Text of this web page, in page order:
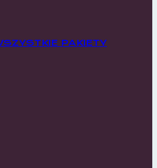
PAKIETY